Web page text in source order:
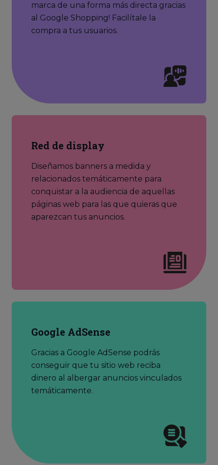
marca de una forma más directa gracias
al Google Shopping! Facilítale la
compra a tus usuarios.
Red de display
Diseñamos banners a medida y
relacionados temáticamente para
conquistar a la audiencia de aquellas
páginas web para las que quieras que
aparezcan tus anuncios.
Google AdSense
Gracias a Google AdSense podrás
conseguir que tu sitio web reciba
dinero al albergar anuncios vinculados
temáticamente.